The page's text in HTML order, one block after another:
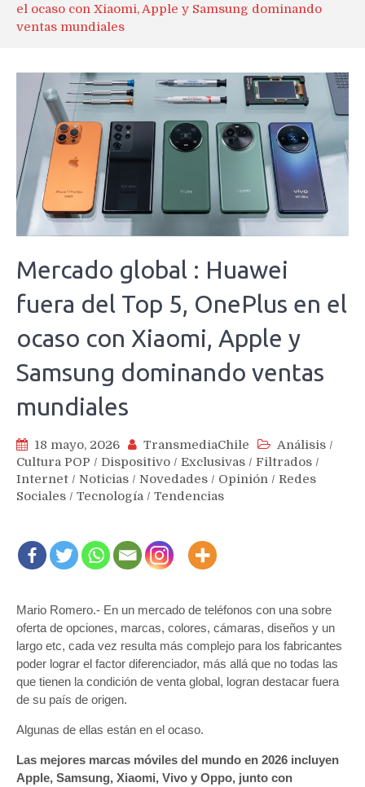
el ocaso con Xiaomi, Apple y Samsung dominando
ventas mundiales
Mercado global : Huawei
fuera del Top 5, OnePlus en el
ocaso con Xiaomi, Apple y
Samsung dominando ventas
mundiales
18 mayo, 2026 TransmediaChile Análisis /
Cultura POP / Dispositivo / Exclusivas / Filtrados /
Internet / Noticias / Novedades / Opinión / Redes
Sociales / Tecnología / Tendencias
Mario Romero.- En un mercado de teléfonos con una sobre
oferta de opciones, marcas, colores, cámaras, diseños y un
largo etc, cada vez resulta más complejo para los fabricantes
poder lograr el factor diferenciador, más allá que no todas las
que tienen la condición de venta global, logran destacar fuera
de su país de origen.
Algunas de ellas están en el ocaso.
Las mejores marcas móviles del mundo en 2026 incluyen
Apple, Samsung, Xiaomi, Vivo y Oppo, junto con